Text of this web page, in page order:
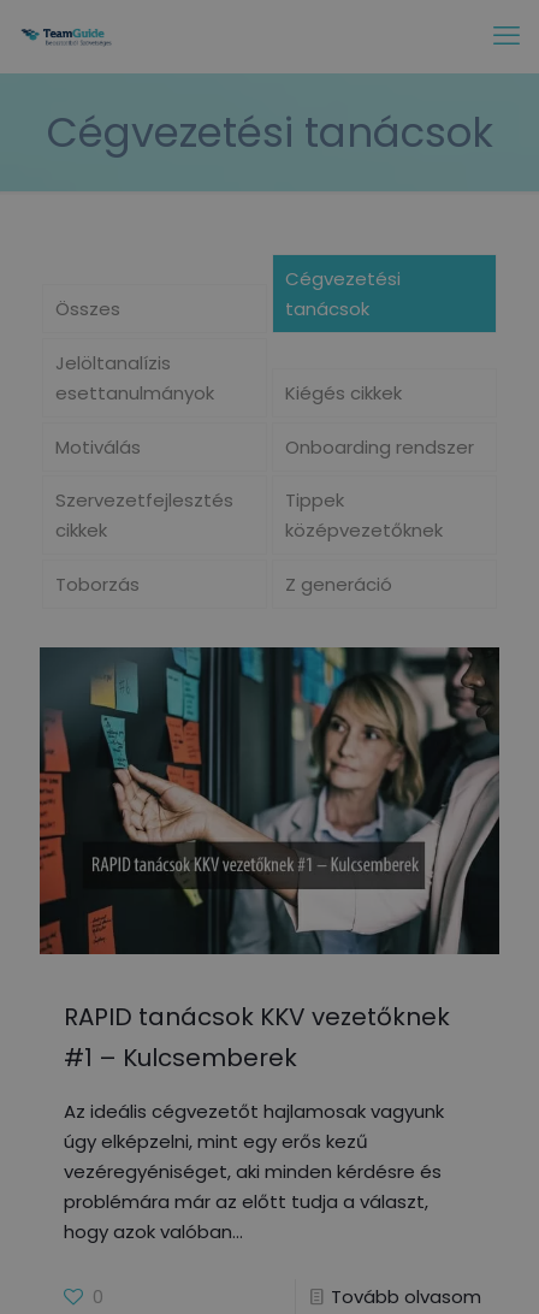
Cégvezetési tanácsok
Összes
Cégvezetési
tanácsok
Jelöltanalízis
esettanulmányok
Kiégés cikkek
Motiválás Onboarding rendszer
Szervezetfejlesztés
cikkek
Tippek
középvezetőknek
Toborzás Z generáció
RAPID tanácsok KKV vezetőknek
#1 – Kulcsemberek
Az ideális cégvezetőt hajlamosak vagyunk
úgy elképzelni, mint egy erős kezű
vezéregyéniséget, aki minden kérdésre és
problémára már az előtt tudja a választ,
hogy azok valóban
0 Tovább olvasom